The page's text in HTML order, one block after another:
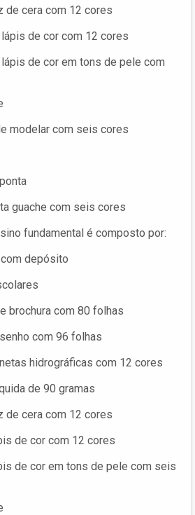
de cera com 12 cores
de cor com 12 cores
de cor em tons de pele com
modelar com seis cores
guache com seis cores
fundamental é composto por:
depósito
brochura com 80 folhas
com 96 folhas
hidrográficas com 12 cores
de 90 gramas
de cera com 12 cores
de cor com 12 cores
de cor em tons de pele com seis